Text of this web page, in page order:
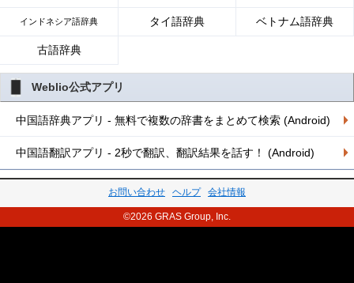
インドネシア語辞典 タイ語辞典 ベトナム語辞典
古語辞典
Weblio公式アプリ
中国語辞典アプリ - 無料で複数の辞書をまとめて検索 (Android)
中国語翻訳アプリ - 2秒で翻訳、翻訳結果を話す！ (Android)
お問い合わせ ヘルプ 会社情報
©2026 GRAS Group, Inc.